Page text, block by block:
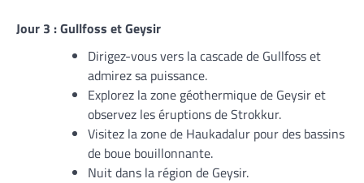
Jour 3 : Gullfoss et Geysir
Dirigez-vous vers la cascade de Gullfoss et
admirez sa puissance.
Explorez la zone géothermique de Geysir et
observez les éruptions de Strokkur.
Visitez la zone de Haukadalur pour des bassins
de boue bouillonnante.
Nuit dans la région de Geysir.